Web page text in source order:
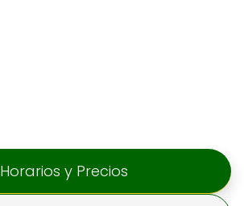
Horarios y Precios